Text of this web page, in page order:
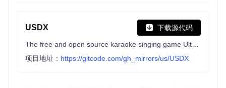
USDX 下载源代码
项目地址： https://gitcode.com/gh_mirrors/us/USDX